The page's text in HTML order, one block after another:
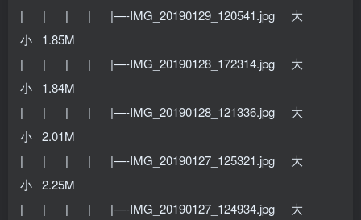
| | | | |—-IMG_20190129_120541.jpg 大
小 1.85M
| | | | |—-IMG_20190128_172314.jpg 大
小 1.84M
| | | | |—-IMG_20190128_121336.jpg 大
小 2.01M
| | | | |—-IMG_20190127_125321.jpg 大
小 2.25M
| | | | |—-IMG_20190127_124934.jpg 大